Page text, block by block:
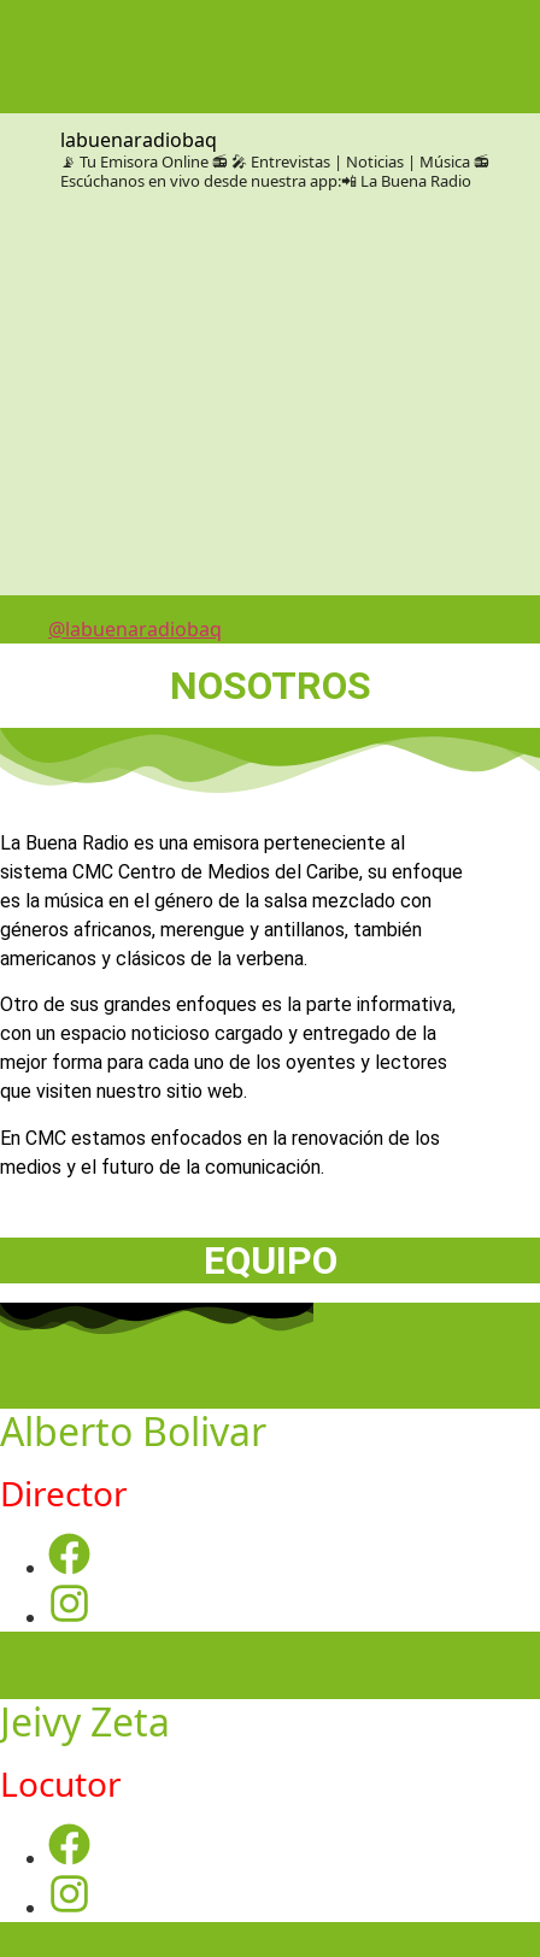
labuenaradiobaq
📡 Tu Emisora Online 📻🎤 Entrevistas | Noticias | Música📻
Escúchanos en vivo desde nuestra app:📲 La Buena Radio
@labuenaradiobaq
NOSOTROS
La Buena Radio es una emisora perteneciente al
sistema CMC Centro de Medios del Caribe, su enfoque
es la música en el género de la salsa mezclado con
géneros africanos, merengue y antillanos, también
americanos y clásicos de la verbena.
Otro de sus grandes enfoques es la parte informativa,
con un espacio noticioso cargado y entregado de la
mejor forma para cada uno de los oyentes y lectores
que visiten nuestro sitio web.
En CMC estamos enfocados en la renovación de los
medios y el futuro de la comunicación.
EQUIPO
Alberto Bolivar
Director
Jeivy Zeta
Locutor